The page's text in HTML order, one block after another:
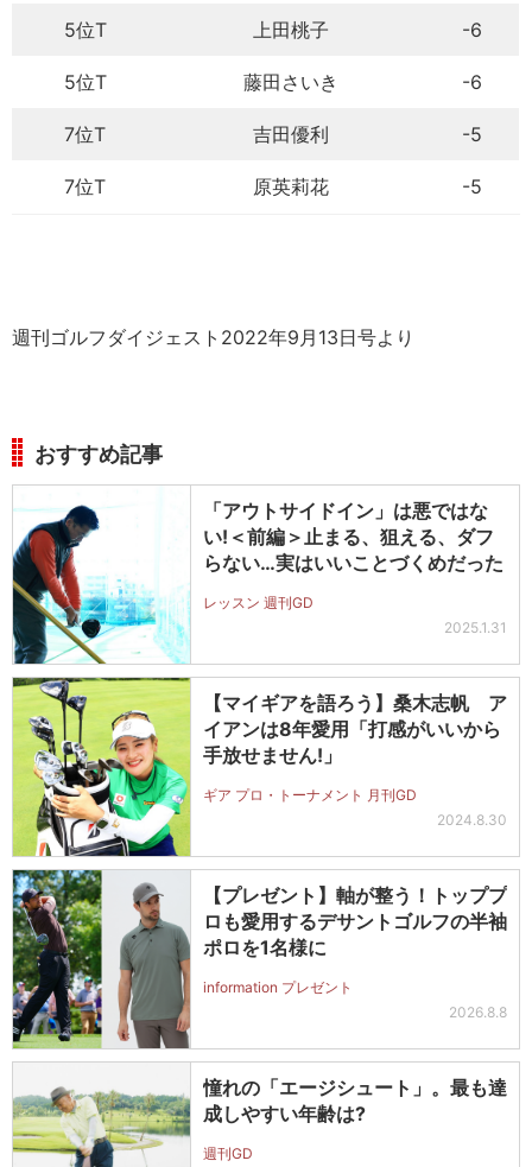
5位T 上田桃子 -6
5位T 藤田さいき -6
7位T 吉田優利 -5
7位T 原英莉花 -5
週刊ゴルフダイジェスト2022年9月13日号より
おすすめ記事
「アウトサイドイン」は悪ではな
い!＜前編＞止まる、狙える、ダフ
らない…実はいいことづくめだった
レッスン 週刊GD
2025.1.31
【マイギアを語ろう】桑木志帆 ア
イアンは8年愛用「打感がいいから
手放せません!」
ギア プロ・トーナメント 月刊GD
2024.8.30
【プレゼント】軸が整う！トッププ
ロも愛用するデサントゴルフの半袖
ポロを1名様に
information プレゼント
2026.8.8
憧れの「エージシュート」。最も達
成しやすい年齢は?
週刊GD